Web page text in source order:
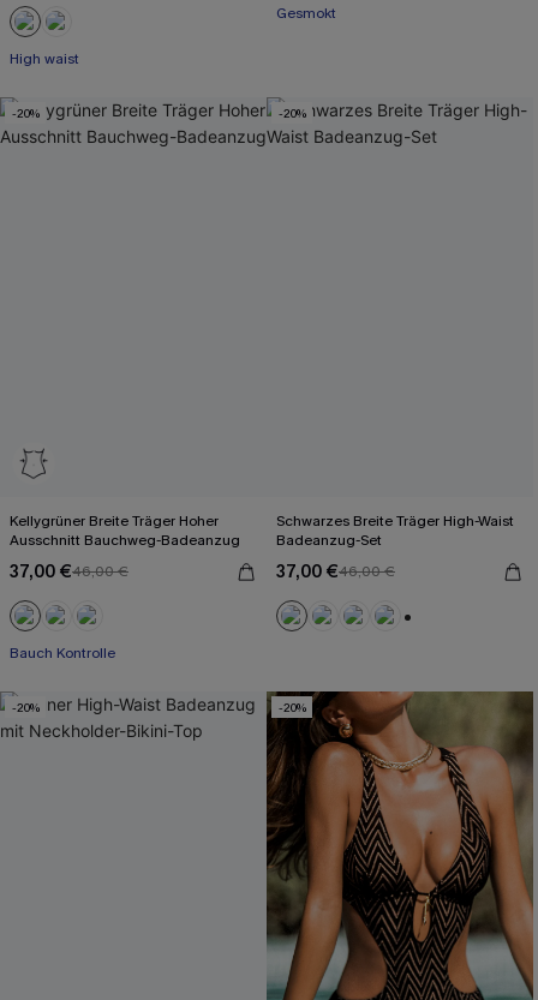
High waist
Gesmokt
-20%
Kellygrüner Breite Träger Hoher
Ausschnitt Bauchweg-Badeanzug
37,00 €46,00 €
Bauch Kontrolle
-20%
Schwarzes Breite Träger High-Waist
Badeanzug-Set
37,00 €46,00 €
-20% -20%